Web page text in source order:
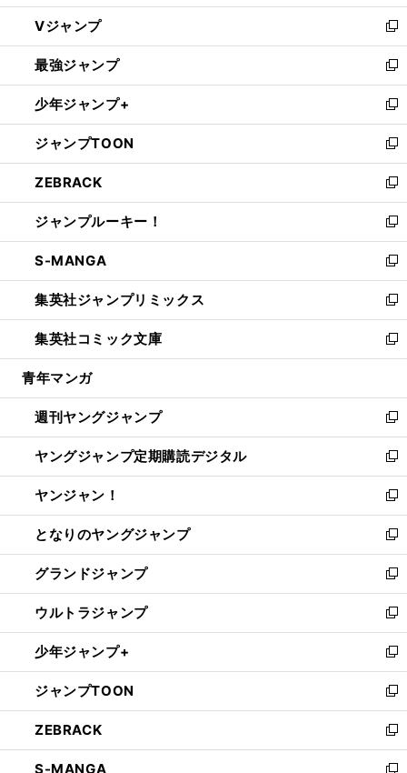
ウ
ィ
ン
ド
ウ
で
開
く
し
い
ウ
ィ
ン
ド
ウ
で
開
く
Vジャンプ
新
し
い
ウ
ィ
ン
ド
ウ
で
開
く
最強ジャンプ
新
し
い
ウ
ィ
ン
ド
ウ
で
開
く
少年ジャンプ+
新
し
い
ウ
ィ
ン
ド
ウ
で
開
く
ジャンプTOON
新
し
い
ウ
ィ
ン
ド
ウ
で
開
く
ZEBRACK
新
し
い
ウ
ィ
ン
ド
ウ
で
開
ジャンプルーキー！
新
し
い
ウ
ィ
ン
ド
ウ
開
く
S-MANGA
新
し
い
ウ
ィ
ン
ウ
で
開
く
集英社ジャンプリミックス
新
し
い
ウ
ン
ド
ウ
で
開
く
集英社コミック文庫
新
し
ウ
ィ
ン
ド
ウ
で
開
く
青年マンガ
週刊ヤングジャンプ
新
し
い
ウ
ィ
ン
ド
ウ
で
開
く
ヤングジャンプ定期購読デジタル
新
し
い
ウ
ィ
ン
ド
ウ
で
開
く
ヤンジャン！
新
し
い
ウ
ィ
ン
ド
ウ
で
開
く
となりのヤングジャンプ
新
し
い
ウ
ィ
ン
ド
ウ
で
開
く
グランドジャンプ
新
し
い
ウ
ィ
ン
ド
ウ
で
開
く
ウルトラジャンプ
新
し
い
ウ
ィ
ン
ド
ウ
で
少年ジャンプ+
新
し
い
ウ
ィ
ン
ジャンプTOON
新
し
い
ウ
ZEBRACK
新
し
S-MANGA